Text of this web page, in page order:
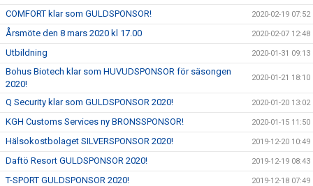
COMFORT klar som GULDSPONSOR! 2020-02-19 07:52
Årsmöte den 8 mars 2020 kl 17.00 2020-02-07 12:48
Utbildning 2020-01-31 09:13
Bohus Biotech klar som HUVUDSPONSOR för säsongen
2020!
2020-01-21 18:10
Q Security klar som GULDSPONSOR 2020! 2020-01-20 13:02
KGH Customs Services ny BRONSSPONSOR! 2020-01-15 11:50
Hälsokostbolaget SILVERSPONSOR 2020! 2019-12-20 10:49
Daftö Resort GULDSPONSOR 2020! 2019-12-19 08:43
T-SPORT GULDSPONSOR 2020! 2019-12-18 07:49